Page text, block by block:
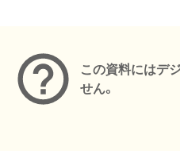
この資料にはデ
せん。